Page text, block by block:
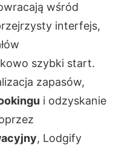
wśród
interfejs,
szybki start.
zapasów,
i odzyskanie
, Lodgify